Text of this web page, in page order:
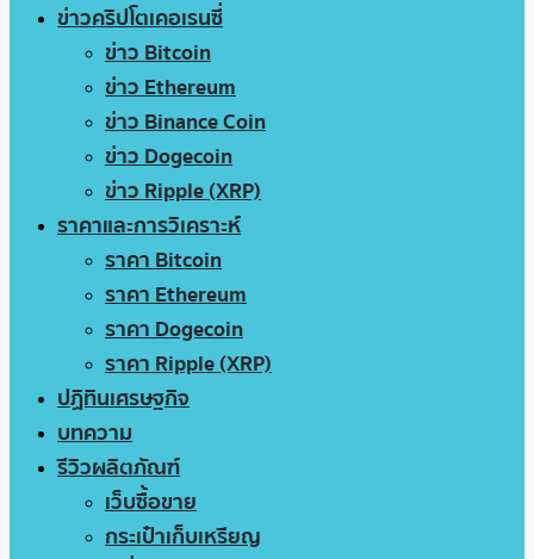
ข่าวคริปโตเคอเรนซี่
ข่าว Bitcoin
ข่าว Ethereum
ข่าว Binance Coin
ข่าว Dogecoin
ข่าว Ripple (XRP)
ราคาและการวิเคราะห์
ราคา Bitcoin
ราคา Ethereum
ราคา Dogecoin
ราคา Ripple (XRP)
ปฏิทินเศรษฐกิจ
บทความ
รีวิวผลิตภัณฑ์
เว็บซื้อขาย
กระเป๋าเก็บเหรียญ